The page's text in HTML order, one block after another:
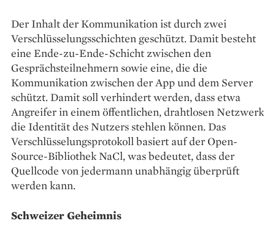
Der Inhalt der Kommunikation ist durch zwei
Verschlüsselungsschichten geschützt. Damit besteht
eine Ende-zu-Ende-Schicht zwischen den
Gesprächsteilnehmern sowie eine, die die
Kommunikation zwischen der App und dem Server
schützt. Damit soll verhindert werden, dass etwa
Angreifer in einem öffentlichen, drahtlosen Netzwerk
die Identität des Nutzers stehlen können. Das
Verschlüsselungsprotokoll basiert auf der Open-
Source-­Bibliothek NaCl, was bedeutet, dass der
Quellcode von jedermann unabhängig überprüft
werden kann.
Schweizer Geheimnis